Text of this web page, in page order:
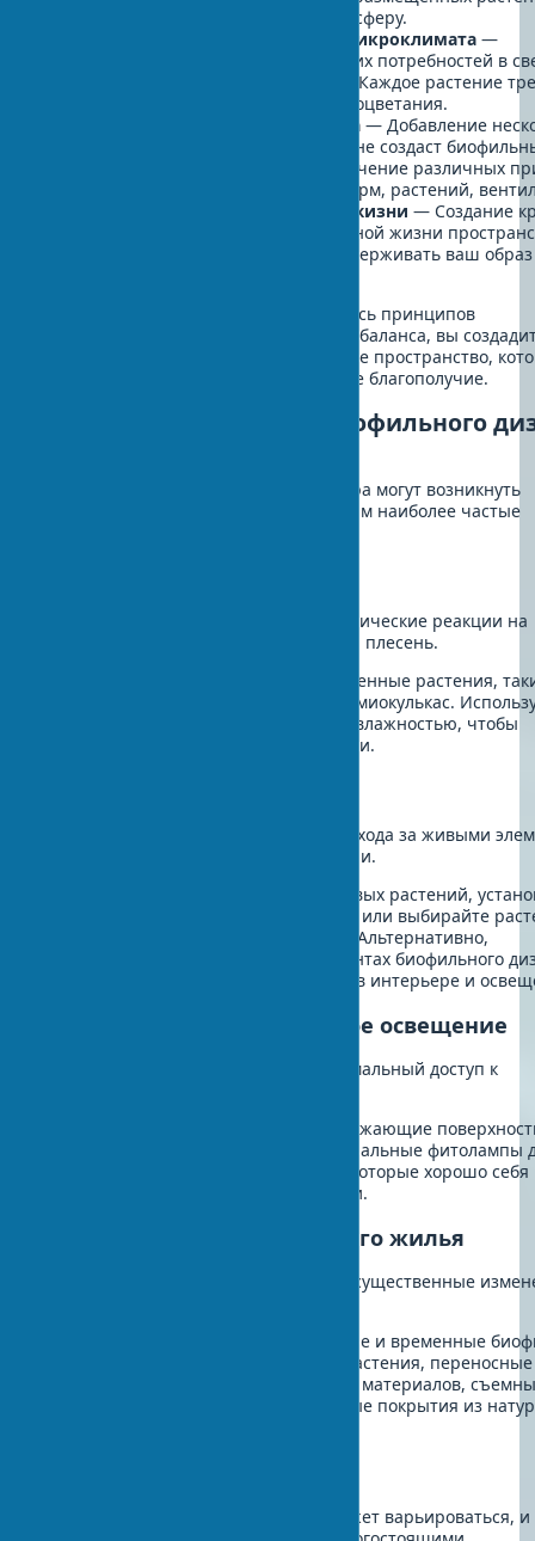
создаст более гармоничную атмосферу.
Игнорирование освещения и микроклимата —
Размещение растений без учета их потребностей в
влажности приведет к их гибели. Каждое растение
соответствующих условий для процветания.
Отсутствие целостного подхода — Добавление
растений к обычному интерьеру не создаст
дизайн. Важно комплексное включение различных
элементов: света, материалов, форм, растений,
Неадаптированность к образу жизни — Создание
но непрактичного для повседневной жизни
Биофильный дизайн должен поддерживать ваш
Избегая этих ошибок и придерживаясь принципов
аутентичности, функциональности и баланса, вы
настоящему эффективное биофильное пространство,
будет радовать и поддерживать ваше благополучие.
Трудности внедрения биофильного
При создании биофильного интерьера могут возникнуть
определенные сложности. Рассмотрим наиболее частые
Некоторые люди испытывают аллергические реакции на
определенные растения, пыльцу или плесень.
Выбирайте гипоаллергенные растения,
суккуленты, кактусы, пальмы и замиокулькас.
очистители воздуха и следите за влажностью, чтобы
предотвратить появление плесени.
Недостаток времени или опыта для ухода за живыми
в дизайне может привести к их гибели.
Начните с неприхотливых растений,
системы автоматического полива или выбирайте
соответствии с вашим графиком. Альтернативно,
сосредоточьтесь на других элементах биофильного
таких как природные материалы в интерьере и
Ограниченное естественное освещение
Некоторые помещения имеют минимальный доступ к
Используйте светоотражающие
светлые оттенки для стен и специальные фитолампы
растений. Выбирайте растения, которые хорошо себя
чувствуют при низком освещении.
Ограничения арендованного жилья
Арендаторы часто не могут вносить существенные
Используйте мобильные и временные
решения для дома: горшечные растения, переносные
элементы декора из натуральных материалов,
природными узорами и напольные покрытия из
Стоимость биофильного дизайна может варьироваться, и